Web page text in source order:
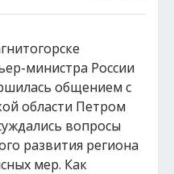
министра России
общением с
области Петром
вопросы
развития региона
мер. Как